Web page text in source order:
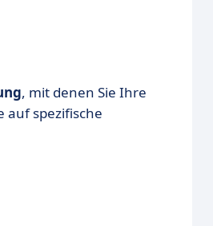
, mit denen Sie Ihre
auf spezifische